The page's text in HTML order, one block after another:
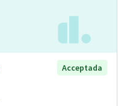
Acceptada